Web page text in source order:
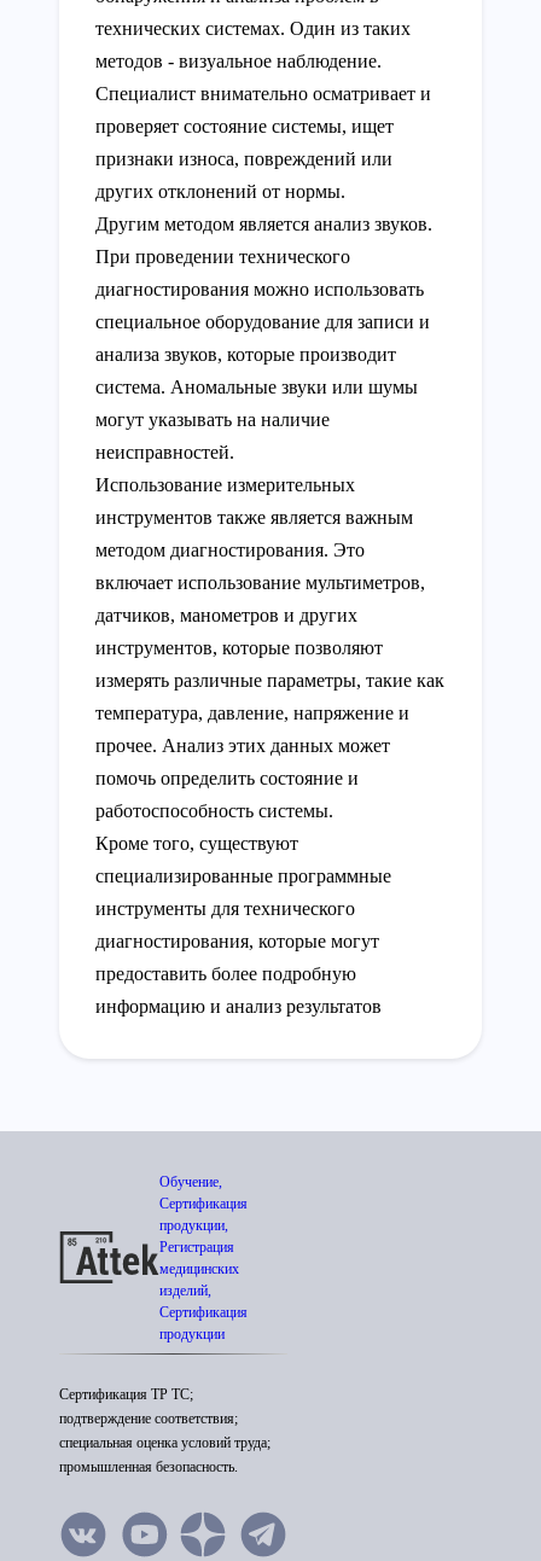
технических системах. Один из таких
методов - визуальное наблюдение.
Специалист внимательно осматривает и
проверяет состояние системы, ищет
признаки износа, повреждений или
других отклонений от нормы.
Другим методом является анализ звуков.
При проведении технического
диагностирования можно использовать
специальное оборудование для записи и
анализа звуков, которые производит
система. Аномальные звуки или шумы
могут указывать на наличие
неисправностей.
Использование измерительных
инструментов также является важным
методом диагностирования. Это
включает использование мультиметров,
датчиков, манометров и других
инструментов, которые позволяют
измерять различные параметры, такие как
температура, давление, напряжение и
прочее. Анализ этих данных может
помочь определить состояние и
работоспособность системы.
Кроме того, существуют
специализированные программные
инструменты для технического
диагностирования, которые могут
предоставить более подробную
информацию и анализ результатов
Обучение,
Сертификация
продукции,
Регистрация
медицинских
изделий,
Сертификация
продукции
Сертификация ТР ТС;
подтверждение соответствия;
специальная оценка условий труда;
промышленная безопасность.